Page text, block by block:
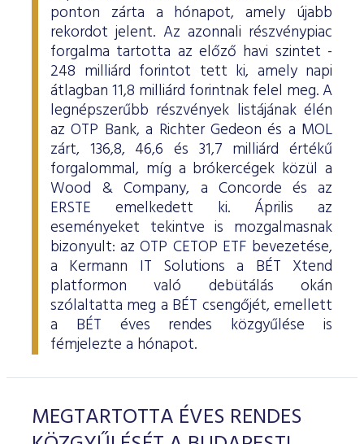
ponton zárta a hónapot, amely újabb
rekordot jelent. Az azonnali részvénypiac
forgalma tartotta az előző havi szintet -
248 milliárd forintot tett ki, amely napi
átlagban 11,8 milliárd forintnak felel meg. A
legnépszerűbb részvények listájának élén
az OTP Bank, a Richter Gedeon és a MOL
zárt, 136,8, 46,6 és 31,7 milliárd értékű
forgalommal, míg a brókercégek közül a
Wood & Company, a Concorde és az
ERSTE emelkedett ki. Április az
eseményeket tekintve is mozgalmasnak
bizonyult: az OTP CETOP ETF bevezetése,
a Kermann IT Solutions a BÉT Xtend
platformon való debütálás okán
szólaltatta meg a BÉT csengőjét, emellett
a BÉT éves rendes közgyűlése is
fémjelezte a hónapot.
MEGTARTOTTA ÉVES RENDES